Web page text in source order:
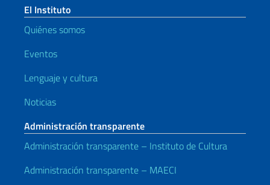
El Instituto
Quiénes somos
Eventos
Lenguaje y cultura
Noticias
Administración transparente
Administración transparente – Instituto de Cultura
Administración transparente – MAECI